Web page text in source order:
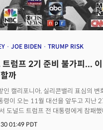
. 해리스 진영은 확실히 분위기를 탄 모
차로 트럼프 전 대통령을 앞선다는 여
2020년 대선에서 바이든 대통령이
이른바 해리스 효과(Harris Effect)가
유권자, 비백인, 여성 유권자들이 늘
갈등하던 부동표를 흡수하고 있는 것
습을 보면서 트럼프 2기가 확실하다
이었습니다. 여전히 선거인단 투표
서 있는 것이 사실입니다. 투표가 끝나
합니다. 2024년 미 대선의 중요한 시
JOE BIDEN TRUMP RISK
트럼프 2기 준비 불가피...
까
인 캘리포니아, 실리콘밸리 표심의 변
령이 오는 11월 대선을 앞두고 지난
도널드 트럼프 전 대통령에게 참패
욱 고조되고 있다. TV 토론의 후폭풍은
01:49 PDT